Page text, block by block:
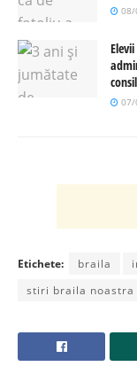
08/
07/
Etichete: braila
stiri braila noastra